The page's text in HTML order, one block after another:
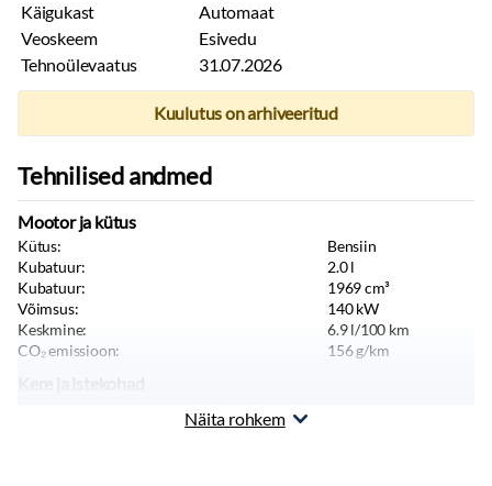
Käigukast
Automaat
Veoskeem
Esivedu
Tehnoülevaatus
31.07.2026
Kuulutus on arhiveeritud
Tehnilised andmed
Mootor ja kütus
Kütus:
Bensiin
Kubatuur:
2.0l
Kubatuur:
1969cm³
Võimsus:
140kW
Keskmine:
6.9l/100 km
CO₂ emissioon:
156g/km
Näita rohkem